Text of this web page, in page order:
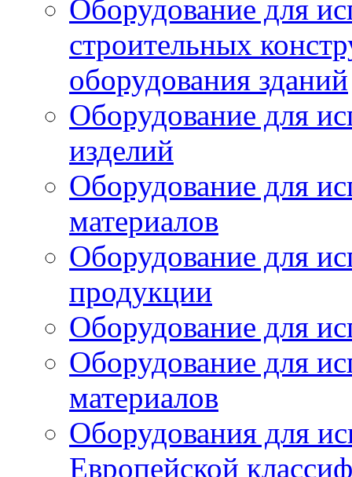
Оборудование для
строительных
оборудования зданий
Оборудование для
изделий
Оборудование для
материалов
Оборудование для
продукции
Оборудование для
Оборудование для
материалов
Оборудования для
Европейской